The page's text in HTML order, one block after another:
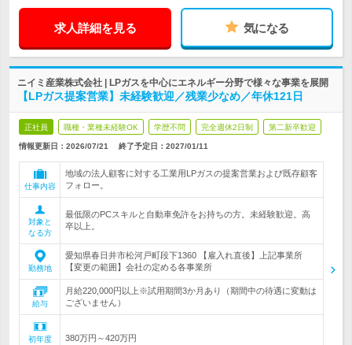
求人詳細を見る 気になる
ニイミ産業株式会社 | LPガスを中心にエネルギー分野で様々な事業を展開
【LPガス提案営業】未経験歓迎／残業少なめ／年休121日
正社員 職種・業種未経験OK 学歴不問 完全週休2日制 第二新卒歓迎
情報更新日：2026/07/21 終了予定日： 2027/01/11
仕事内容
地域の法人顧客に対する工業用LPガスの提案営業および既存顧客
フォロー。
対象と
なる方
最低限のPCスキルと自動車免許をお持ちの方。未経験歓迎。高
卒以上。
勤務地
愛知県春日井市松河戸町段下1360 【雇入れ直後】上記事業所
【変更の範囲】会社の定める各事業所
給与
月給220,000円以上※試用期間3か月あり（期間中の待遇に変動は
ございません）
初年度 380万円～420万円